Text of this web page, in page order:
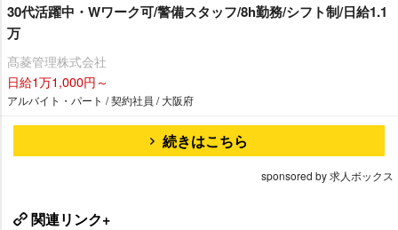
30代活躍中・Wワーク可/警備スタッフ/8h勤務/シフト制/日給1.1
万
髙菱管理株式会社
日給1万1,000円～
アルバイト・パート / 契約社員 / 大阪府
続きはこちら
sponsored by 求人ボックス
関連リンク+